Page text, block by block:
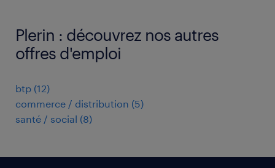
Plerin : découvrez nos autres
offres d'emploi
btp (12)
commerce / distribution (5)
santé / social (8)